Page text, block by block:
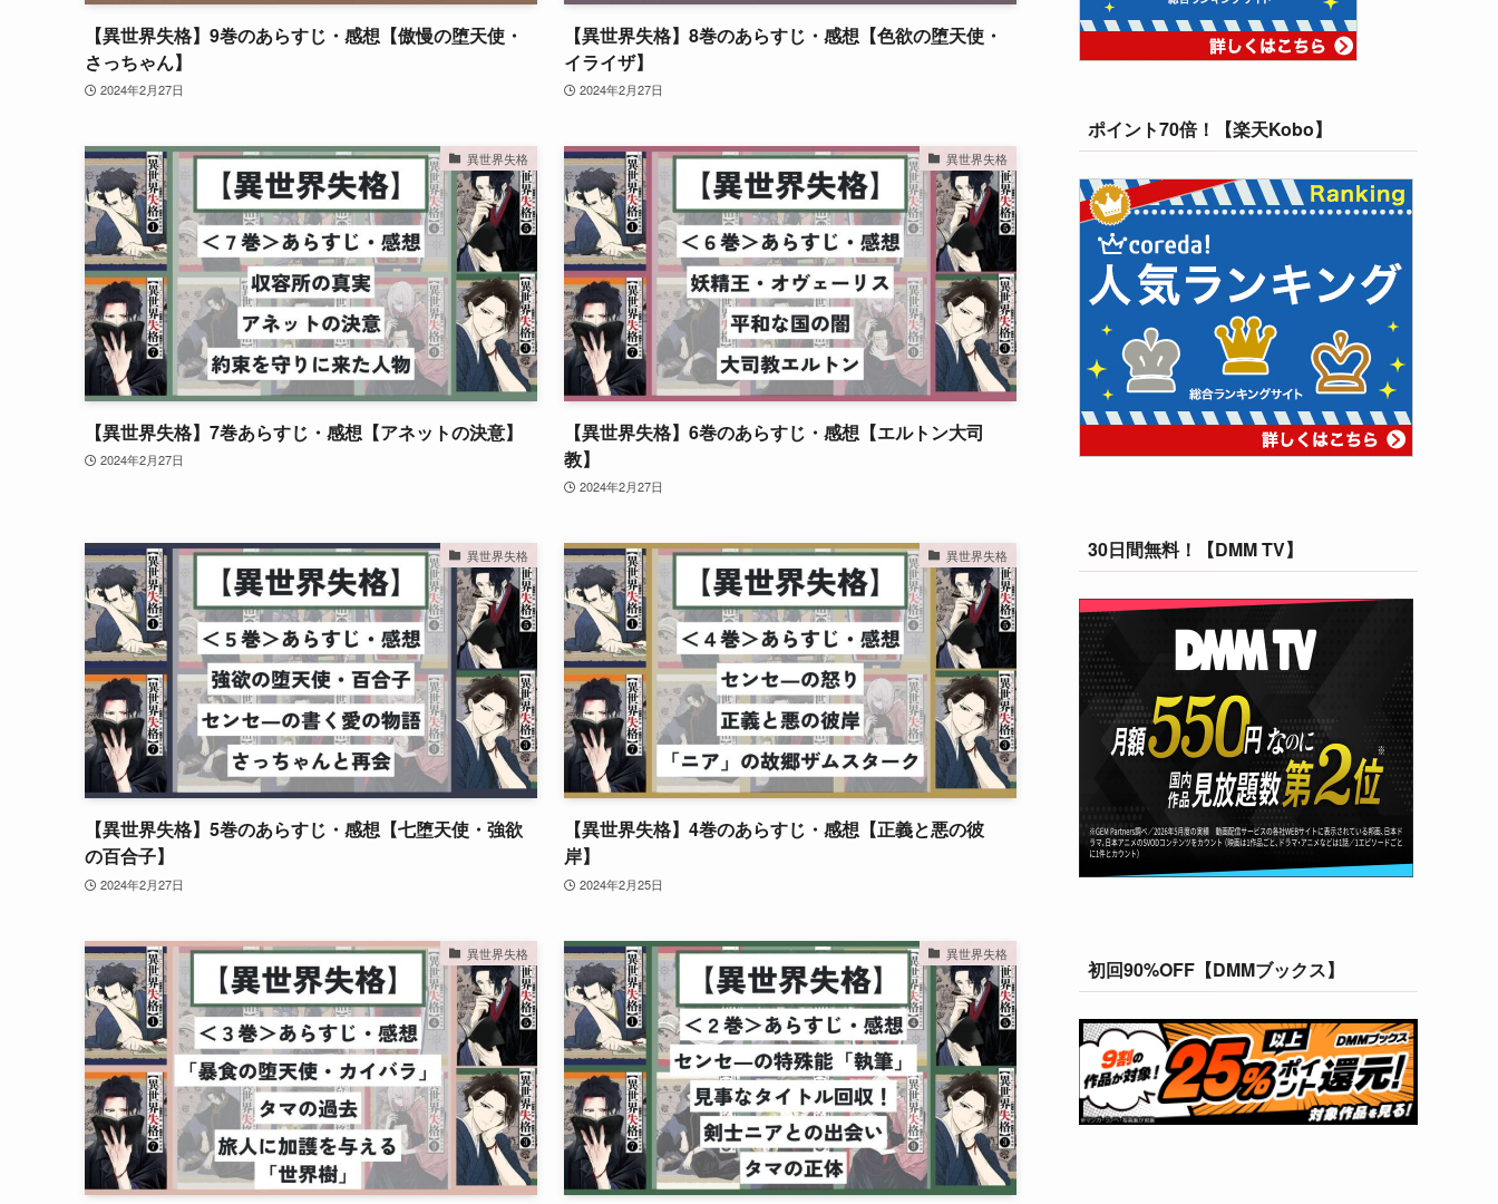
【異世界失格】9巻のあらすじ・感想【傲慢の堕天使・
さっちゃん】
2024年2月27日
【異世界失格】8巻のあらすじ・感想【色欲の堕天使・
イライザ】
2024年2月27日
異世界失格
【異世界失格】7巻あらすじ・感想【アネットの決意】
2024年2月27日
異世界失格
【異世界失格】6巻のあらすじ・感想【エルトン大司
教】
2024年2月27日
異世界失格
【異世界失格】5巻のあらすじ・感想【七堕天使・強欲
の百合子】
2024年2月27日
異世界失格
【異世界失格】4巻のあらすじ・感想【正義と悪の彼
岸】
2024年2月25日
異世界失格 異世界失格
ポイント70倍！【楽天Kobo】
30日間無料！【DMM TV】
初回90%OFF【DMMブックス】